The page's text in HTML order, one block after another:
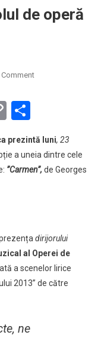
de operă
Commenton
de
operă
Carmen
Copy
prezintă luni, 23
a uneia dintre cele
”Carmen”, de Georges
dirijorului
al Operei de
a scenelor lirice
2013” de către
ne